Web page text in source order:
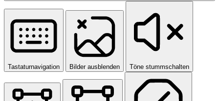
Tastaturnavigation Bilder ausblenden Töne stummschalten